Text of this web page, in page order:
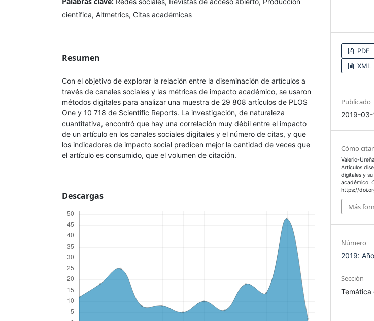
científica, Altmetrics, Citas académicas
Resumen
Con el objetivo de explorar la relación entre la diseminación de artículos a
través de canales sociales y las métricas de impacto académico, se usaron
métodos digitales para analizar una muestra de 29 808 artículos de PLOS
One y 10 718 de Scientific Reports. La investigación, de naturaleza
cuantitativa, encontró que hay una correlación muy débil entre el impacto
de un artículo en los canales sociales digitales y el número de citas, y que
los indicadores de impacto social predicen mejor la cantidad de veces que
el artículo es consumido, que el volumen de citación.
Descargas
PDF
XML
Publicado
2019-03-
Cómo citar
Valerio-
Artículos
digitales y
académico.
https://
Más
Número
2019:
Sección
Temática